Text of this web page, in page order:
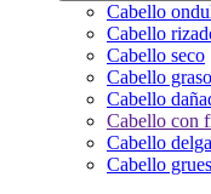
Cabello
Cabello
Cabello seco
Cabello graso
Cabello
Cabello con
Cabello
Cabello